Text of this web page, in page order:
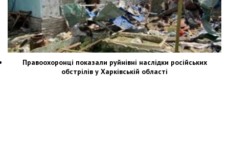
Правоохоронці показали руйнівні наслідки російських
обстрілів у Харківській області